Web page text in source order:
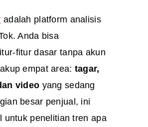
adalah platform analisis
Anda bisa
fitur dasar tanpa akun
empat area: tagar,
video yang sedang
besar penjual, ini
untuk penelitian tren apa